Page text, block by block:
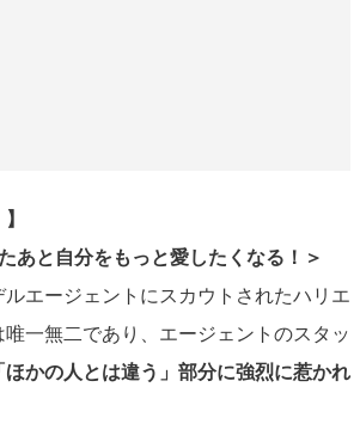
あと自分をもっと愛したくなる！＞
エージェントにスカウトされたハリエ
一無二であり、エージェントのスタッ
ほかの人とは違う」部分に強烈に惹かれ